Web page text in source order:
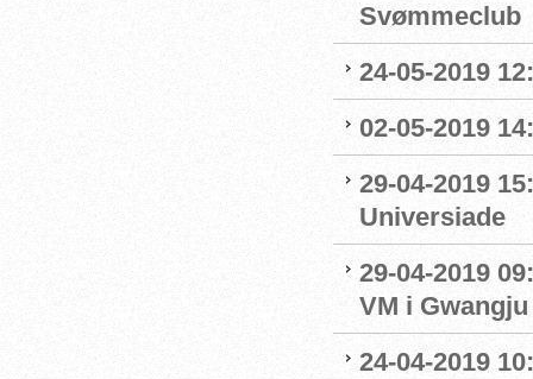
Svømmeclub
24-05-2019
02-05-2019
29-04-2019
Universiade
29-04-2019
VM i Gwangju
24-04-2019